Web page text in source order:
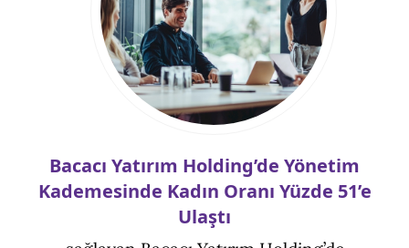
Bacacı Yatırım Holding’de Yönetim
Kademesinde Kadın Oranı Yüzde 51’e
Ulaştı